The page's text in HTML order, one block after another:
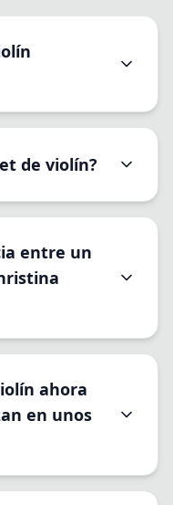
de violín?
entre un
ahora
en unos